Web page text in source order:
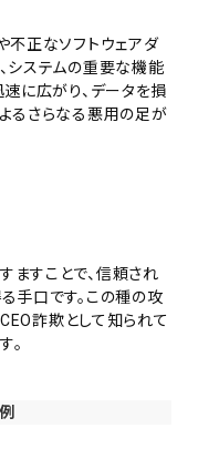
不正なソフトウェアダ
システムの重要な機能
に広がり、データを損
るさらなる悪用の足が
すことで、信頼され
手口です。この種の攻
詐欺として知られて
。